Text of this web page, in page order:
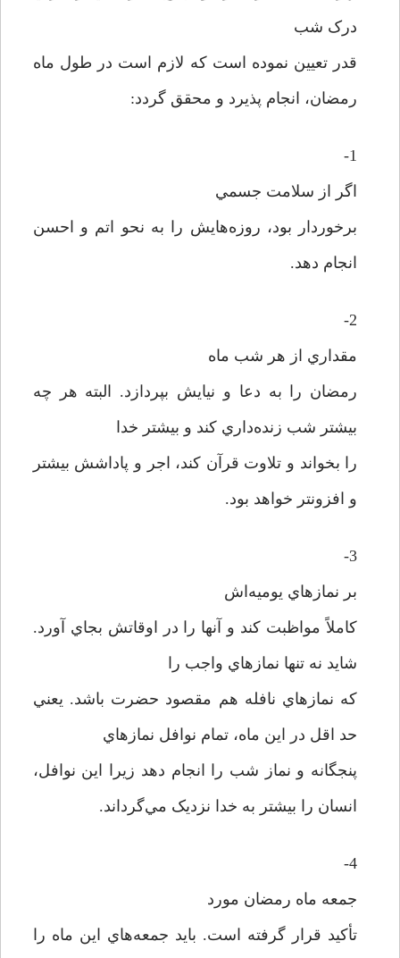
درک شب
قدر تعيين نموده است که لازم است در طول ماه
رمضان، انجام پذيرد و محقق گردد:
1-
اگر از سلامت جسمي
برخوردار بود، روزه‌هايش را به نحو اتم و احسن
انجام دهد.
2-
مقداري از هر شب ماه
رمضان را به دعا و نيايش بپردازد. البته هر چه
بيشتر شب زنده‌داري کند و بيشتر خدا
را بخواند و تلاوت قرآن کند، اجر و پاداشش بيشتر
و افزونتر خواهد بود.
3-
بر نمازهاي يوميه‌اش
کاملاً مواظبت کند و آنها را در اوقاتش بجاي آورد.
شايد نه تنها نمازهاي واجب را
که نمازهاي نافله هم مقصود حضرت باشد. يعني
حد اقل در اين ماه، تمام نوافل نمازهاي
پنجگانه و نماز شب را انجام دهد زيرا اين نوافل،
انسان را بيشتر به خدا نزديک مي‌گرداند.
4-
جمعه ماه رمضان مورد
تأکيد قرار گرفته است. بايد جمعه‌هاي اين ماه را